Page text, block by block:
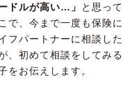
ドルが高い…」
と思って
で、今まで一度も保険に
フパートナーに相談した
、初めて相談をしてみる
をお伝えします。